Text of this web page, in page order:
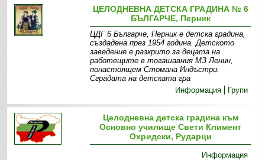
ЦЕЛОДНЕВНА ДЕТСКА ГРАДИНА № 6
БЪЛГАРЧЕ, Перник
ЦДГ 6 Българче, Перник е детска градина,
създадена през 1954 година. Детското
заведение е разкрито за децата на
работещите в тогашавния МЗ Ленин,
понастоящем Стомана Индъстри.
Сградата на детската гра
Информация
Групи
Целодневна детска градина към
Основно училище Свети Климент
Охридски, Рударци
Информация